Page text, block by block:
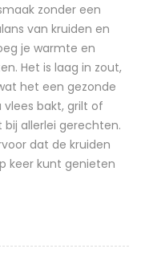
zonder een
van kruiden en
je warmte en
Het is laag in zout,
het een gezonde
bakt, grilt of
allerlei gerechten.
dat de kruiden
keer kunt genieten